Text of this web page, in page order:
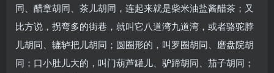
同、醋章胡同、茶儿胡同，连起来就是柴米油盐酱醋茶；又
比方说，拐弯多的街巷，就叫它八道湾九道湾，或者骆驼脖
儿胡同、辘轳把儿胡同；圆圈形的，叫罗圈胡同、磨盘院胡
同；口小肚儿大的，叫门葫芦罐儿、驴蹄胡同、茄子胡同；